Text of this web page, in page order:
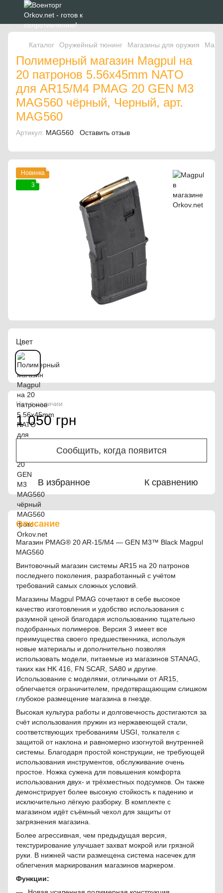
Каталог Оружейный тюнинг Магазины для оружия
Полимерный магазин Magpul на
20 патронов 5.56x45mm NATO
для AR15/M4 PMAG 20 GEN M3
MAG560 чёрный, Черный, арт.
MAG560
Артикул: MAG560 Оставить отзыв
Новинка
3
Цвет
Нет в наличии
1 050 грн
Сообщить, когда появится
В избранное К сравнению
Описание
Магазин PMAG® 20 AR-15/M4 — GEN M3™ Black Magpul
MAG560
Винтовочный магазин системы AR15 на 20 патронов
последнего поколения, разработанный с учётом
требований самых сложных условий.
Магазины Magpul PMAG сочетают в себе высокое
качество изготовления и удобство использования с
разумной ценой благодаря использованию тщательно
подобранных полимеров. Версия 3 имеет все
преимущества своего предшественника, используя
новые материалы и дополнительно позволяя
использовать модели, питаемые из магазинов STANAG,
таких как HK 416, FN SCAR, SA80 и другие.
Использование с моделями, отличными от AR15,
облегчается ограничителем, предотвращающим слишком
глубокое размещение магазина в гнезде.
Высокая культура работы и долговечность достигаются за
счёт использования пружин из нержавеющей стали,
соответствующих требованиям USGI, толкателя с
защитой от наклона и равномерно изогнутой внутренней
системы. Благодаря простой конструкции, не требующей
использования инструментов, обслуживание очень
простое. Ножка сужена для повышения комфорта
использования двух- и трёхместных подсумков. Он также
демонстрирует более высокую стойкость к падению и
исключительно лёгкую разборку. В комплекте с
магазином идёт съёмный чехол для защиты от
загрязнения магазина.
Более агрессивная, чем предыдущая версия,
текстурирование улучшает захват мокрой или грязной
руки. В нижней части размещена система насечек для
облегчения маркирования магазинов маркером.
Функции: